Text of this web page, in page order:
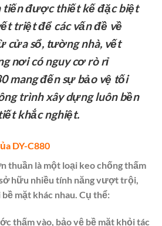
tiến được thiết kế đặc biệt
triệt để các vấn đề về
cửa sổ, tường nhà, vết
nơi có nguy cơ rò rỉ
mang đến sự bảo vệ tối
trình xây dựng luôn bền
khắc nghiệt.
DY-C880
thuần là một loại keo chống thấm
hữu nhiều tính năng vượt trội,
mặt khác nhau. Cụ thể:
thấm vào, bảo vệ bề mặt khỏi tác